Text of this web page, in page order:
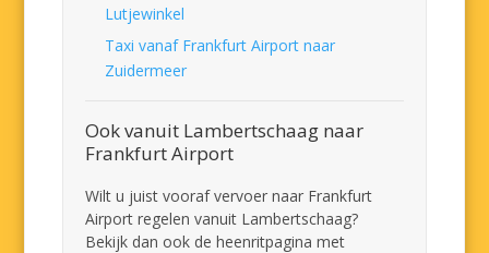
Lutjewinkel
Taxi vanaf Frankfurt Airport naar
Zuidermeer
Ook vanuit Lambertschaag naar
Frankfurt Airport
Wilt u juist vooraf vervoer naar Frankfurt
Airport regelen vanuit Lambertschaag?
Bekijk dan ook de heenritpagina met